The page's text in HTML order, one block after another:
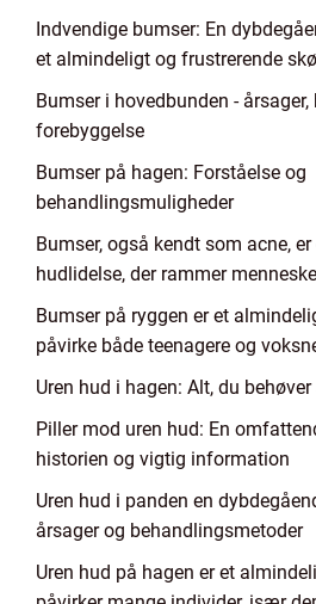
Indvendige bumser: En
et almindeligt og frustrerende
Bumser i hovedbunden -
forebyggelse
Bumser på hagen: Forståelse og
behandlingsmuligheder
Bumser, også kendt som acne,
hudlidelse, der rammer
Bumser på ryggen er et
påvirke både teenagere og
Uren hud i hagen: Alt, du
Piller mod uren hud: En
historien og vigtig information
Uren hud i panden en
årsager og behandlingsmetoder
Uren hud på hagen er et